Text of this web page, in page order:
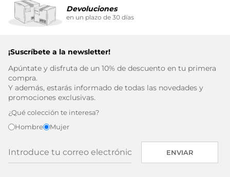
Devoluciones
en un plazo de 30 días
¡Suscríbete a la newsletter!
Apúntate y disfruta de un 10% de descuento en tu primera
compra.
Y además, estarás informado de todas las novedades y
promociones exclusivas.
¿Qué colección te interesa?
Hombre
Mujer
ENVIAR